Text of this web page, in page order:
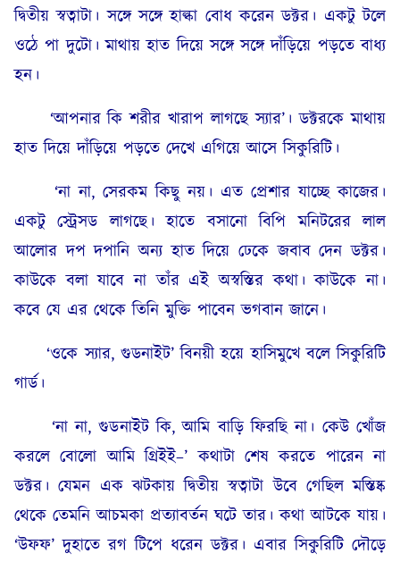
দ্বিতীয় স্বত্বাটা। সঙ্গে সঙ্গে হাল্কা বোধ করেন ডক্টর। একটু টলে
ওঠে পা দুটো। মাথায় হাত দিয়ে সঙ্গে সঙ্গে দাঁড়িয়ে পড়তে বাধ্য
হন।
‘আপনার কি শরীর খারাপ লাগছে স্যার’। ডক্টরকে মাথায়
হাত দিয়ে দাঁড়িয়ে পড়তে দেখে এগিয়ে আসে সিকুরিটি।
‘না না, সেরকম কিছু নয়। এত প্রেশার যাচ্ছে কাজের।
একটু স্ট্রেসড লাগছে। হাতে বসানো বিপি মনিটরের লাল
আলোর দপ দপানি অন্য হাত দিয়ে ঢেকে জবাব দেন ডক্টর।
কাউকে বলা যাবে না তাঁর এই অস্বস্তির কথা। কাউকে না।
কবে যে এর থেকে তিনি মুক্তি পাবেন ভগবান জানে।
‘ওকে স্যার, গুডনাইট’ বিনয়ী হয়ে হাসিমুখে বলে সিকুরিটি
গার্ড।
‘না না, গুডনাইট কি, আমি বাড়ি ফিরছি না। কেউ খোঁজ
করলে বোলো আমি গ্রিইই–’ কথাটা শেষ করতে পারেন না
ডক্টর। যেমন এক ঝটকায় দ্বিতীয় স্বত্বাটা উবে গেছিল মস্তিষ্ক
থেকে তেমনি আচমকা প্রত্যাবর্তন ঘটে তার। কথা আটকে যায়।
‘উফফ’ দুহাতে রগ টিপে ধরেন ডক্টর। এবার সিকুরিটি দৌড়ে